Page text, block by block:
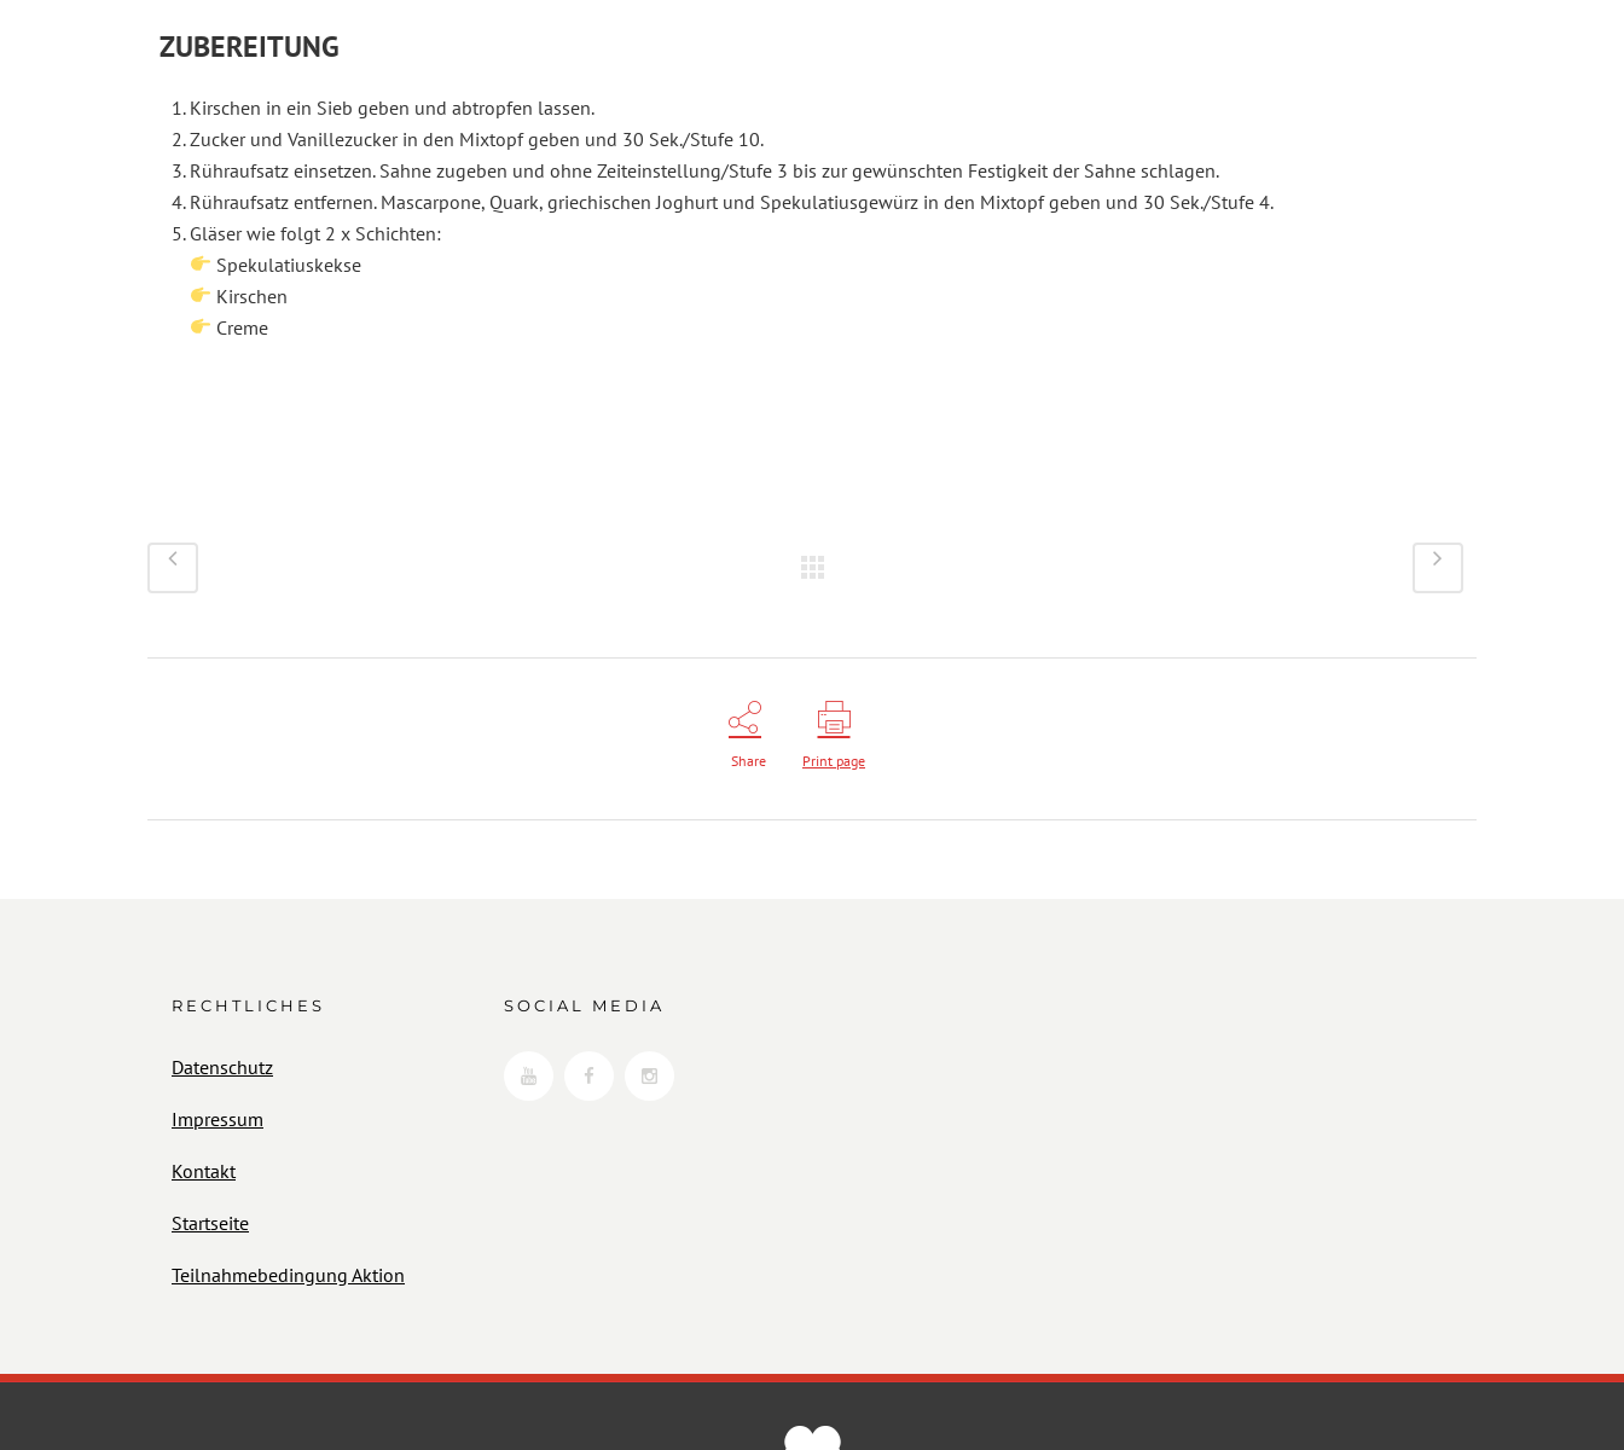
ZUBEREITUNG
Kirschen in ein Sieb geben und abtropfen lassen.
Zucker und Vanillezucker in den Mixtopf geben und 30 Sek./Stufe 10.
Rühraufsatz einsetzen. Sahne zugeben und ohne Zeiteinstellung/Stufe 3 bis zur gewünschten Festigkeit der Sahne schlagen.
Rühraufsatz entfernen. Mascarpone, Quark, griechischen Joghurt und Spekulatiusgewürz in den Mixtopf geben und 30 Sek./Stufe 4.
Gläser wie folgt 2 x Schichten:
Spekulatiuskekse
Kirschen
Creme
Share Print page
RECHTLICHES
Datenschutz
Impressum
Kontakt
Startseite
Teilnahmebedingung Aktion
SOCIAL MEDIA